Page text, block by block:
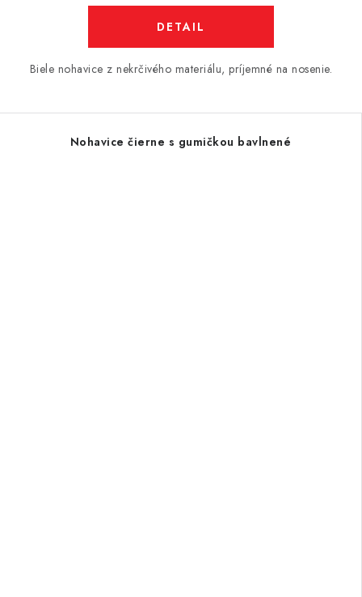
DETAIL
Biele nohavice z nekrčivého materiálu, príjemné na nosenie.
Nohavice čierne s gumičkou bavlnené